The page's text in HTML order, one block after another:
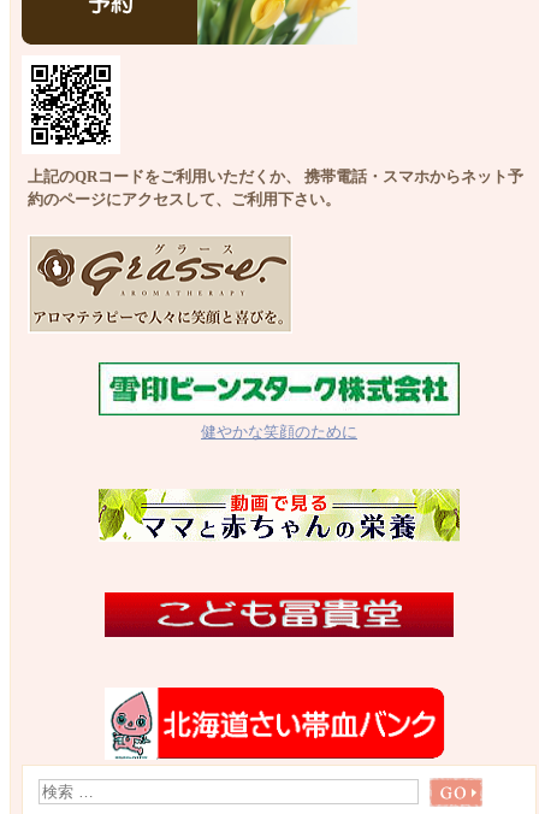
上記のQRコードをご利用いただくか、 携帯電話・スマホからネット予
約のページにアクセスして、ご利用下さい。
健やかな笑顔のために